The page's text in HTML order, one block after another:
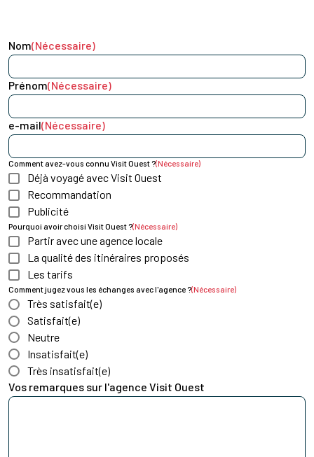
Nom(Nécessaire)
Prénom(Nécessaire)
e-mail(Nécessaire)
Comment avez-vous connu Visit Ouest ?(Nécessaire)
Déjà voyagé avec Visit Ouest
Recommandation
Publicité
Pourquoi avoir choisi Visit Ouest ?(Nécessaire)
Partir avec une agence locale
La qualité des itinéraires proposés
Les tarifs
Comment jugez vous les échanges avec l'agence ?(Nécessaire)
Très satisfait(e)
Satisfait(e)
Neutre
Insatisfait(e)
Très insatisfait(e)
Vos remarques sur l'agence Visit Ouest